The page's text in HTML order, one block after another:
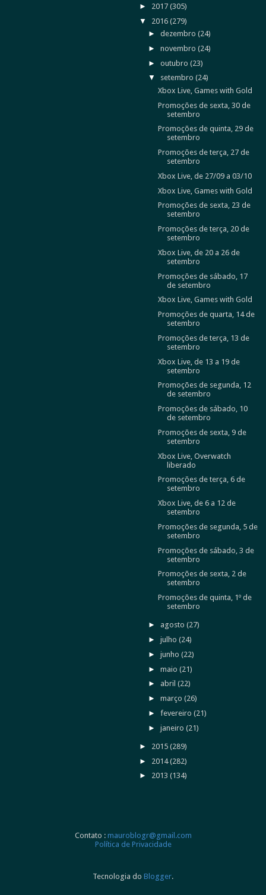
► 2017 (305)
▼ 2016 (279)
►dezembro(24)
►novembro(24)
►outubro(23)
▼ setembro(24)
Xbox Live, Games with Gold
Promoções de sexta, 30 de
setembro
Promoções de quinta, 29 de
setembro
Promoções de terça, 27 de
setembro
Xbox Live, de 27/09 a 03/10
Xbox Live, Games with Gold
Promoções de sexta, 23 de
setembro
Promoções de terça, 20 de
setembro
Xbox Live, de 20 a 26 de
setembro
Promoções de sábado, 17
de setembro
Xbox Live, Games with Gold
Promoções de quarta, 14 de
setembro
Promoções de terça, 13 de
setembro
Xbox Live, de 13 a 19 de
setembro
Promoções de segunda, 12
de setembro
Promoções de sábado, 10
de setembro
Promoções de sexta, 9 de
setembro
Xbox Live, Overwatch
liberado
Promoções de terça, 6 de
setembro
Xbox Live, de 6 a 12 de
setembro
Promoções de segunda, 5 de
setembro
Promoções de sábado, 3 de
setembro
Promoções de sexta, 2 de
setembro
Promoções de quinta, 1º de
setembro
► agosto(27)
►julho(24)
►junho(22)
►maio(21)
► abril(22)
►março(26)
►fevereiro(21)
►janeiro(21)
► 2015 (289)
► 2014(282)
► 2013 (134)
Contato : mauroblogr@gmail.com
Política de Privacidade
Tecnologia do Blogger.